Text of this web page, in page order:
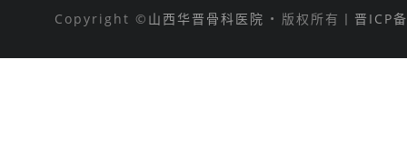
Copyright © 山西华晋骨科医院 • 版权所有丨 晋ICP